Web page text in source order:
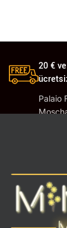
20 €
Palaio